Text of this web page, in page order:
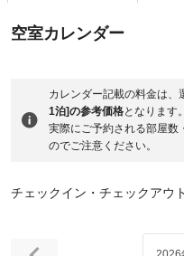
空室カレンダー
カレンダー記載の料金は、
1泊]の参考価格となります。
実際にご予約される部屋数
のでご注意ください。
チェックイン・チェックアウ